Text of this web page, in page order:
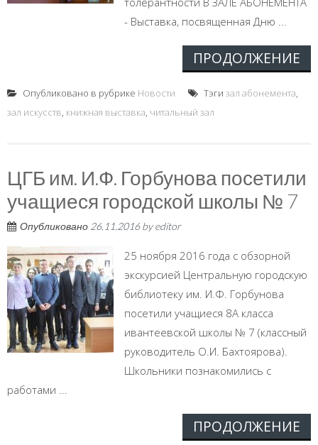
- Выставка, посвященная Дню ...
ПРОДОЛЖЕНИЕ
Опубликовано в рубрике Новости Тэги зал абонемента,
зал искусств, книжная выставка, читальный зал
ЦГБ им. И.Ф. Горбунова посетили
учащиеся городской школы № 7
Опубликовано 26.11.2016byeditor
25 ноября 2016 года с обзорной
экскурсией Центральную городскую
библиотеку им. И.Ф. Горбунова
посетили учащиеся 8А класса
ивантеевской школы № 7 (классный
руководитель О.И. Бахтоярова).
Школьники познакомились с
работами ...
ПРОДОЛЖЕНИЕ